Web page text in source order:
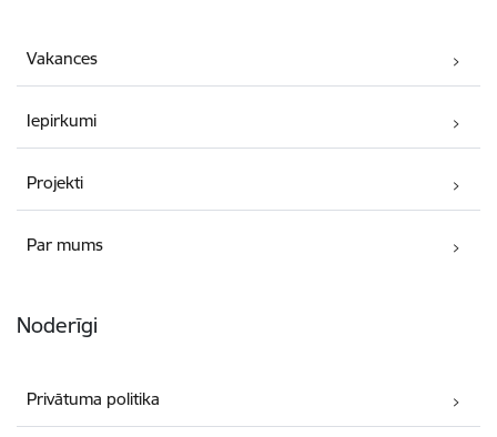
Vakances
Iepirkumi
Projekti
Par mums
Noderīgi
Privātuma politika